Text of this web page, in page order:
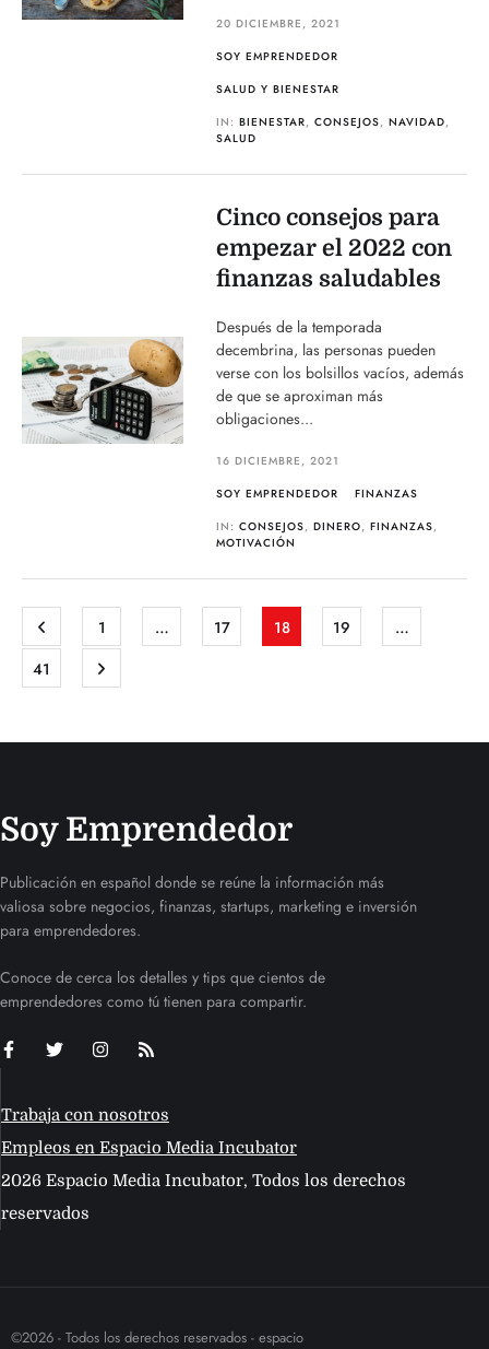
20 DICIEMBRE, 2021
SOY EMPRENDEDOR
SALUD Y BIENESTAR
IN:BIENESTAR,CONSEJOS,NAVIDAD,
SALUD
Cinco consejos para
empezar el 2022 con
finanzas saludables
Después de la temporada
decembrina, las personas pueden
verse con los bolsillos vacíos, además
de que se aproximan más
obligaciones...
16 DICIEMBRE, 2021
SOY EMPRENDEDOR
FINANZAS
IN:CONSEJOS,DINERO,FINANZAS,
MOTIVACIÓN
1 … 17 18 19
…
41
Soy Emprendedor
Publicación en español donde se reúne la información más
valiosa sobre negocios, finanzas, startups, marketing e inversión
para emprendedores.
Conoce de cerca los detalles y tips que cientos de
emprendedores como tú tienen para compartir.
Trabaja con nosotros
Empleos en Espacio Media Incubator
2026 Espacio Media Incubator, Todos los derechos
reservados
©2026 - Todos los derechos reservados - espacio